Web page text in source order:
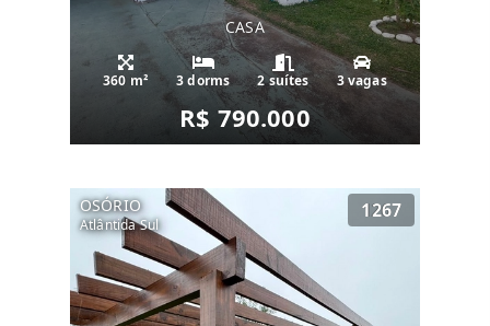
CASA
360 m² 3 dorms 2 suítes 3 vagas
R$ 790.000
OSÓRIO
Atlântida Sul
1267